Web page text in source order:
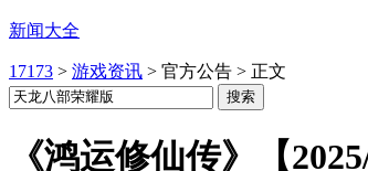
新闻大全
17173 > 游戏资讯 > 官方公告 > 正文
《鸿运修仙传》【